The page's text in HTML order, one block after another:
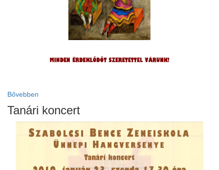
emlékére
Bővebben
Tanári koncert